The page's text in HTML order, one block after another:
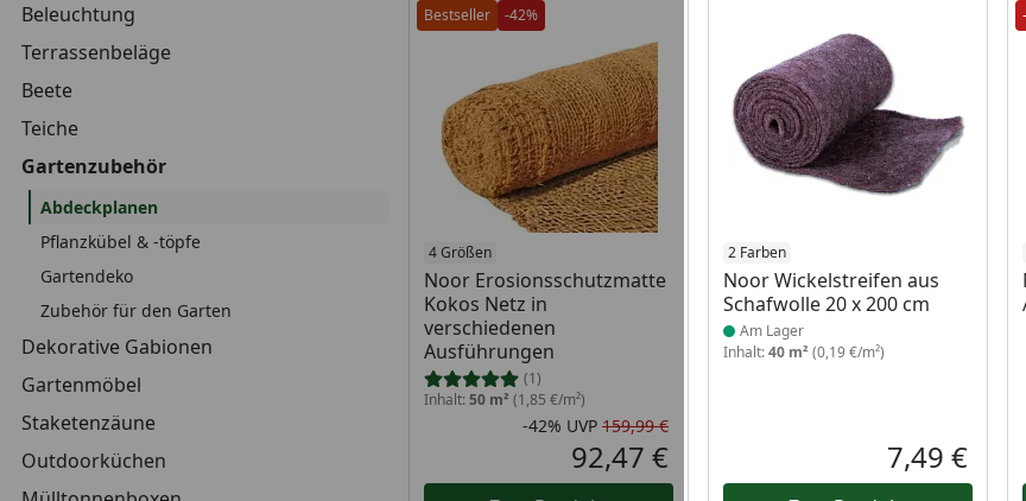
Beleuchtung
Terrassenbeläge
Beete
Teiche
Gartenzubehör
Abdeckplanen
Pflanzkübel & -töpfe
Gartendeko
Zubehör für den Garten
Dekorative Gabionen
Gartenmöbel
Staketenzäune
Outdoorküchen
Bestseller -42%
4 Größen
Noor Erosionsschutzmatte
Kokos Netz in
verschiedenen
Ausführungen
(1)
Inhalt: 50 m² (1,85 €/m²)
Rabatt in Prozent
-42%
Ursprünglicher Preis
UVP 159,99 €
Aktueller Preis
92,47 €
2 Farben
Noor Wickelstreifen aus
Schafwolle 20 x 200 cm
Produkt am Lager
Am Lager
Inhalt:40 m² (0,19 €/m²)
7,49 €